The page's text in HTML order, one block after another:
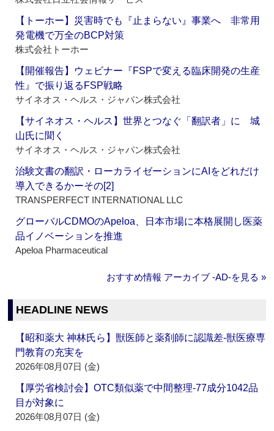
【トーホー】災害時でも『止まらない』事業へ 非常用
発電機で万全のBCP対策
株式会社トーホー
【開催報告】ウェビナー『FSPで変える臨床開発の生産
性』で振り返るFSP戦略
サイネオス・ヘルス・ジャパン株式会社
【サイネオス・ヘルス】世界とつなぐ「翻訳者」に 城
山氏に聞く
サイネオス・ヘルス・ジャパン株式会社
治験文書の翻訳・ローカライゼーションにAIをどれだけ
導入できるかーその[2]
TRANSPERFECT INTERNATIONAL LLC
グローバルCDMOのApeloa、日本市場に本格展開し医薬
品イノベーションを推進
Apeloa Pharmaceutical
おすすめ情報 アーカイブ ‐AD‐を見る »
HEADLINE NEWS
【昭和薬大 神林氏ら】獣医師と薬剤師に認識差‐獣医療専
門教育の充実を
2026年08月07日 (金)
【厚労省検討会】OTC類似薬で中間整理‐77成分1042品
目が対象に
2026年08月07日 (金)